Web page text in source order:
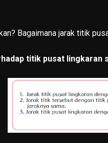
Bagaimana jarak titik
titik pusat lingkaran